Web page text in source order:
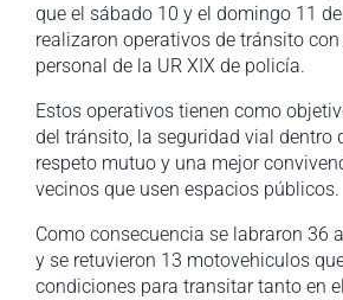
que el sábado 10 y el domingo 11
realizaron operativos de tránsito
personal de la UR XIX de policía.
Estos operativos tienen como
del tránsito, la seguridad vial dentro
respeto mutuo y una mejor
vecinos que usen espacios públicos.
Como consecuencia se labraron 36
y se retuvieron 13 motovehiculos
condiciones para transitar tanto en